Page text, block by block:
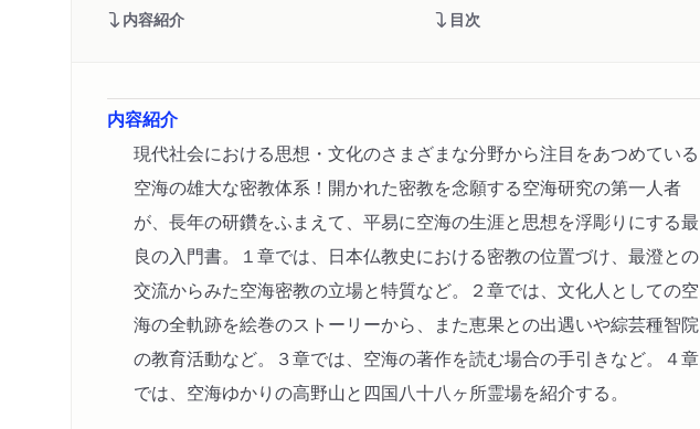
内容紹介 目次
内容紹介
現代社会における思想・文化のさまざまな分野から注目をあつめている
空海の雄大な密教体系！開かれた密教を念願する空海研究の第一人者
が、長年の研鑽をふまえて、平易に空海の生涯と思想を浮彫りにする最
良の入門書。１章では、日本仏教史における密教の位置づけ、最澄との
交流からみた空海密教の立場と特質など。２章では、文化人としての空
海の全軌跡を絵巻のストーリーから、また恵果との出遇いや綜芸種智院
の教育活動など。３章では、空海の著作を読む場合の手引きなど。４章
では、空海ゆかりの高野山と四国八十八ヶ所霊場を紹介する。